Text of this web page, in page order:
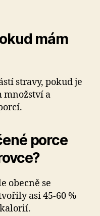
mám
stravy, pokud je
množství a
porce
obecně se
asi 45-60 %